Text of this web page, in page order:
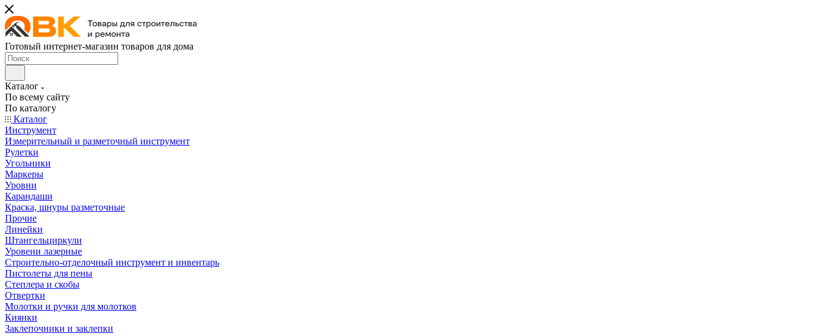
Готовый интернет-магазин товаров для дома
Каталог
По всему сайту
По каталогу
Каталог
Инструмент
Измерительный и разметочный инструмент
Рулетки
Угольники
Маркеры
Уровни
Карандаши
Краска, шнуры разметочные
Прочие
Линейки
Штангельциркули
Уровени лазерные
Строительно-отделочный инструмент и инвентарь
Пистолеты для пены
Степлера и скобы
Отвертки
Молотки и ручки для молотков
Киянки
Заклепочники и заклепки